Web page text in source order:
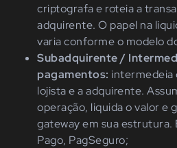
criptografa e roteia a
adquirente. O papel na
varia conforme o modelo
Subadquirente /
pagamentos: intermedeia
lojista e a adquirente.
operação, liquida o valor e
gateway em sua estrutura.
Pago, PagSeguro;